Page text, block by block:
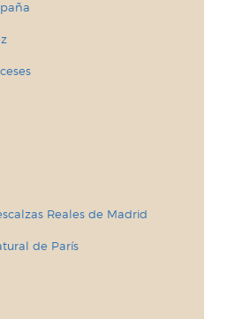
Reales de Madrid
de París